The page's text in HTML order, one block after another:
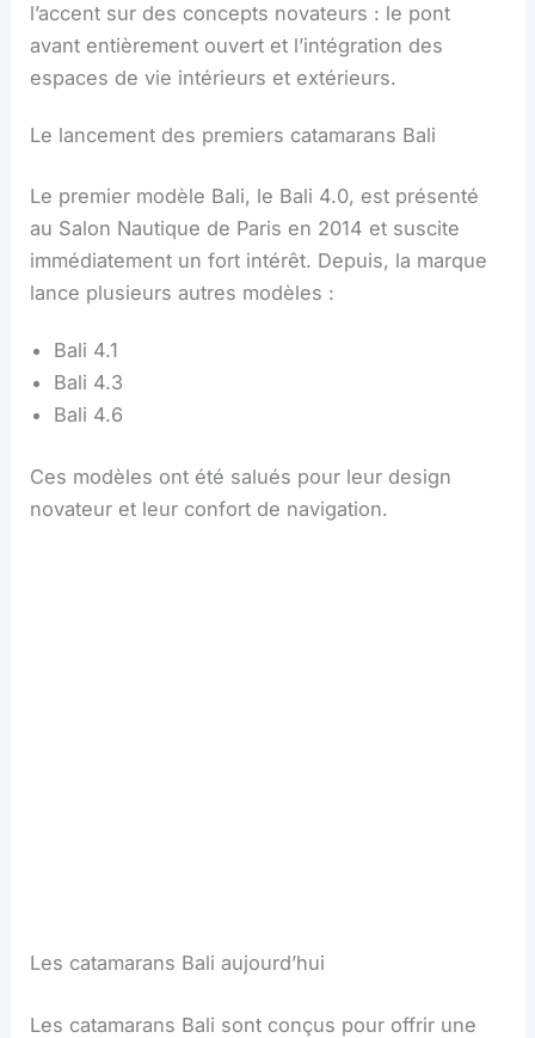
l’accent sur des concepts novateurs : le pont
avant entièrement ouvert et l’intégration des
espaces de vie intérieurs et extérieurs.
Le lancement des premiers catamarans Bali
Le premier modèle Bali, le Bali 4.0, est présenté
au Salon Nautique de Paris en 2014 et suscite
immédiatement un fort intérêt. Depuis, la marque
lance plusieurs autres modèles :
Bali 4.1
Bali 4.3
Bali 4.6
Ces modèles ont été salués pour leur design
novateur et leur confort de navigation.
Les catamarans Bali aujourd’hui
Les catamarans Bali sont conçus pour offrir une